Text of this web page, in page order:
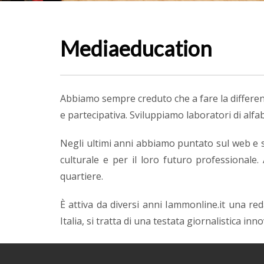
Mediaeducation
Abbiamo sempre creduto che a fare la
e partecipativa. Sviluppiamo laboratori di
Negli ultimi anni abbiamo puntato sul web
culturale e per il loro futuro professionale.
quartiere.
È attiva da diversi anni Iammonline.it una
Italia, si tratta di una testata giornalistica